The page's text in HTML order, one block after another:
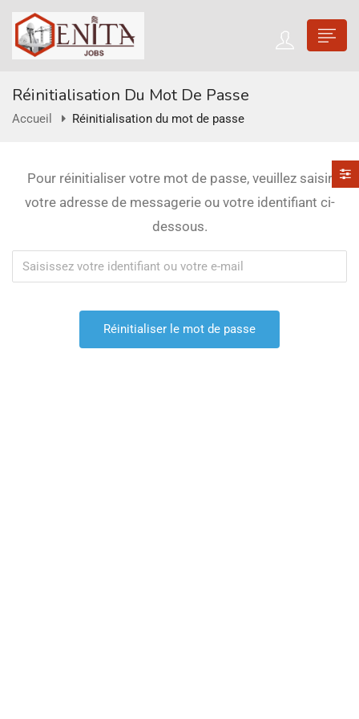
Réinitialisation Du Mot De Passe
Accueil Réinitialisation du mot de passe
Pour réinitialiser votre mot de passe, veuillez saisir
votre adresse de messagerie ou votre identifiant ci-
dessous.